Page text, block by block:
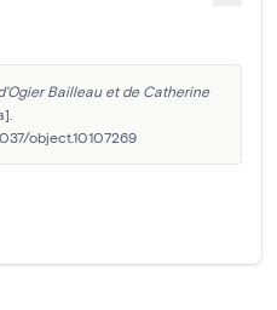
Bailleau et de Catherine
object.10107269